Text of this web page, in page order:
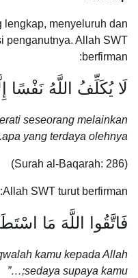
lengkap, menyeluruh dan
penganutnya. Allah SWT
berfirman:
لَا يُكَلِّفُ اللَّهُ نَفْسًا
seseorang melainkan
apa yang terdaya olehnya.”
(Surah al-Baqarah: 286)
Allah SWT turut berfirman:
فَاتَّقُوا اللَّهَ مَا
kamu kepada Allah
sedaya supaya kamu;…”